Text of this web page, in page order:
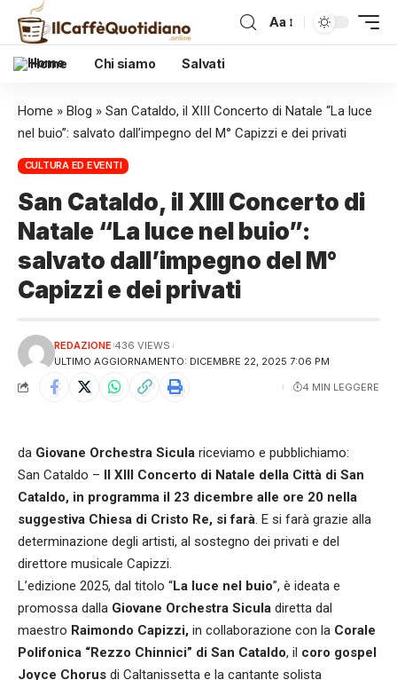
Aa
Home Chi siamo Salvati
Home » Blog » San Cataldo, il XIII Concerto di Natale “La luce
nel buio”: salvato dall’impegno del M° Capizzi e dei privati
CULTURA ED EVENTI
San Cataldo, il XIII Concerto di
Natale “La luce nel buio”:
salvato dall’impegno del M°
Capizzi e dei privati
ULTIMO AGGIORNAMENTO: DICEMBRE 22, 2025 7:06 PM
REDAZIONE 436 VIEWS
4 MIN LEGGERE
da Giovane Orchestra Sicula riceviamo e pubblichiamo:
San Cataldo – Il XIII Concerto di Natale della Città di San
Cataldo, in programma il 23 dicembre alle ore 20 nella
suggestiva Chiesa di Cristo Re, si farà . E si farà grazie alla
determinazione degli artisti, al sostegno dei privati e del
direttore musicale Capizzi.
L’edizione 2025, dal titolo “La luce nel buio”, è ideata e
promossa dalla Giovane Orchestra Sicula diretta dal
maestro Raimondo Capizzi, in collaborazione con la Corale
Polifonica “Rezzo Chinnici” di San Cataldo, il coro gospel
Joyce Chorus di Caltanissetta e la cantante solista